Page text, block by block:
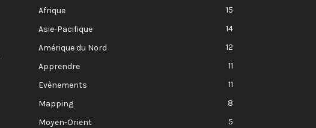
Afrique
15
Asie-Pacifique
14
Amérique du Nord
12
Apprendre
11
Evènements
11
Mapping
8
Moyen-Orient
5